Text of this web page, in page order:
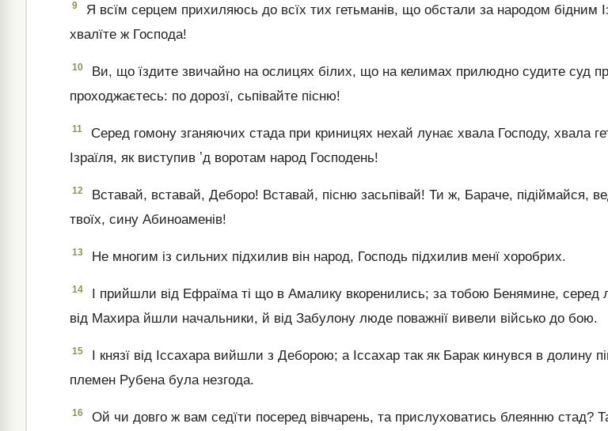
9
Я всїм серцем прихиляюсь до всїх тих гетьманів, що обстали за народом бідним
хвалїте ж Господа!
10
Ви, що їздите звичайно на ослицях білих, що на келимах прилюдно судите суд
проходжаєтесь: по дорозї, сьпівайте пісню!
11
Серед гомону зганяючих стада при криницях нехай лунає хвала Господу, хвала
Ізраїля, як виступив ʼд воротам народ Господень!
12
Вставай, вставай, Деборо! Вставай, пісню засьпівай! Ти ж, Бараче, підіймайся,
твоїх, сину Абиноаменів!
13 Не многим із сильних підхилив він народ, Господь підхилив менї хоробрих.
14
І прийшли від Ефраїма ті що в Амалику вкоренились; за тобою Бенямине, серед
від Махира йшли начальники, й від Забулону люде поважнії вивели військо до бою.
15
І князї від Іссахара вийшли з Деборою; а Іссахар так як Барак кинувся в долину
племен Рубена була незгода.
16
Ой чи довго ж вам седїти посеред вівчарень, та прислуховатись блеянню стад?